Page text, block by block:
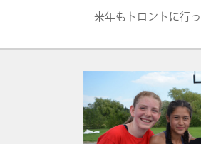
来年もトロントに行